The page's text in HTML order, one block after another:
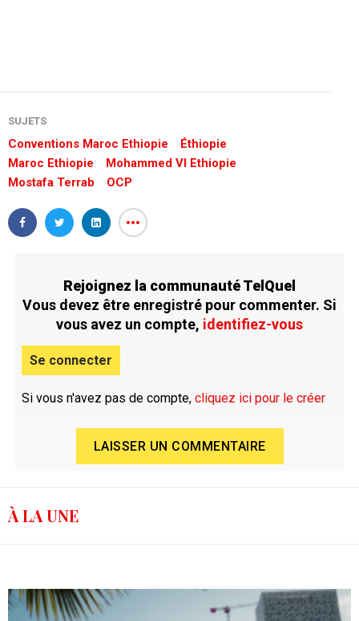
SUJETS
Conventions Maroc Ethiopie
Éthiopie
Maroc Ethiopie
Mohammed VI Ethiopie
Mostafa Terrab
OCP
Rejoignez la communauté TelQuel
Vous devez être enregistré pour commenter. Si
vous avez un compte, identifiez-vous
Se connecter
Si vous n'avez pas de compte, cliquez ici pour le créer
LAISSER UN COMMENTAIRE
À LA UNE